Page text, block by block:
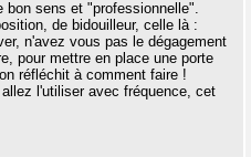
sens et "professionnelle".
de bidouilleur, celle là :
n'avez vous pas le dégagement
pour mettre en place une porte
réfléchit à comment faire !
l'utiliser avec fréquence, cet